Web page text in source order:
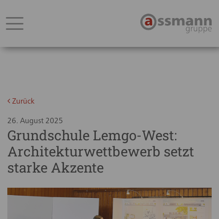
Zurück
26. August 2025
Grundschule Lemgo-West:
Architekturwettbewerb setzt
starke Akzente